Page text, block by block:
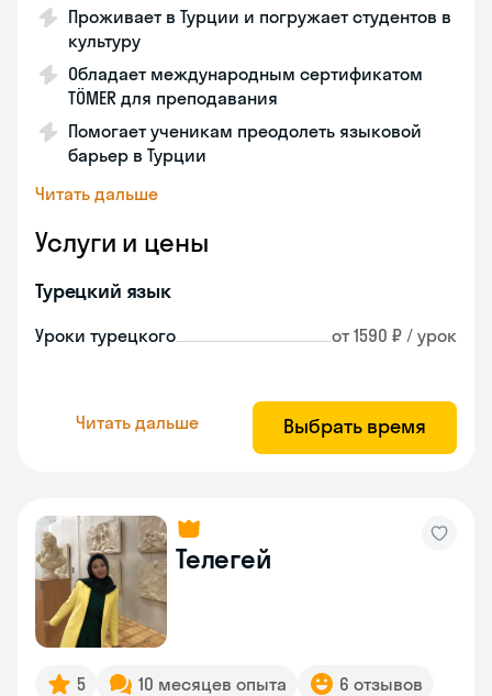
Проживает в Турции и погружает студентов в
культуру
Обладает международным сертификатом
TÖMER для преподавания
Помогает ученикам преодолеть языковой
барьер в Турции
Читать дальше
Услуги и цены
Турецкий язык
Уроки турецкого от 1590 ₽ / урок
Читать дальше Выбрать время
Телегей
5 10 месяцев опыта 6 отзывов